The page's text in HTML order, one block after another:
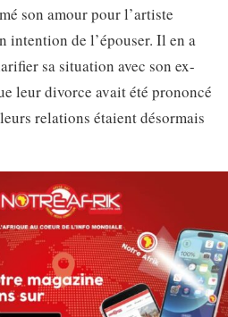
son amour pour l’artiste
intention de l’épouser. Il en a
sa situation avec son ex-
leur divorce avait été prononcé
relations étaient désormais